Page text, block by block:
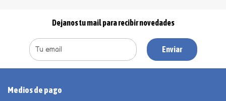
Dejanos tu mail para recibir novedades
Enviar
Medios de pago